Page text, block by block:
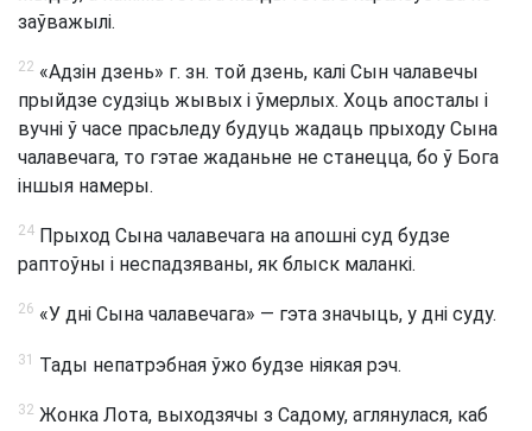
заўважылі.
22 «Адзін дзень» г. зн. той дзень, калі Сын чалавечы
прыйдзе судзіць жывых і ўмерлых. Хоць апосталы і
вучні ў часе прасьледу будуць жадаць прыходу Сына
чалавечага, то гэтае жаданьне не станецца, бо ў Бога
іншыя намеры.
24 Прыход Сына чалавечага на апошні суд будзе
раптоўны і неспадзяваны, як блыск маланкі.
26 «У дні Сына чалавечага» — гэта значыць, у дні суду.
31 Тады непатрэбная ўжо будзе ніякая рэч.
32 Жонка Лота, выходзячы з Садому, аглянулася, каб